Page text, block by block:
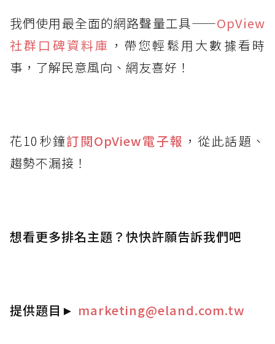
我們使用最全面的網路聲量工具——OpView
社群口碑資料庫 ，帶您輕鬆用大數據看時
事，了解民意風向、網友喜好！
花10秒鐘訂閱OpView電子報 ，從此話題、
趨勢不漏接！
想看更多排名主題？快快許願告訴我們吧
提供題目 ► marketing@eland.com.tw